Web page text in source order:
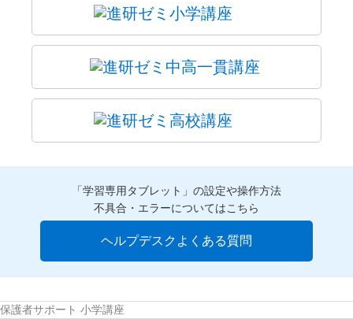
「学習専用タブレット」の設定や操作方法
不具合・エラーについてはこちら
ヘルプデスクよくある質問
保護者サポート 小学講座